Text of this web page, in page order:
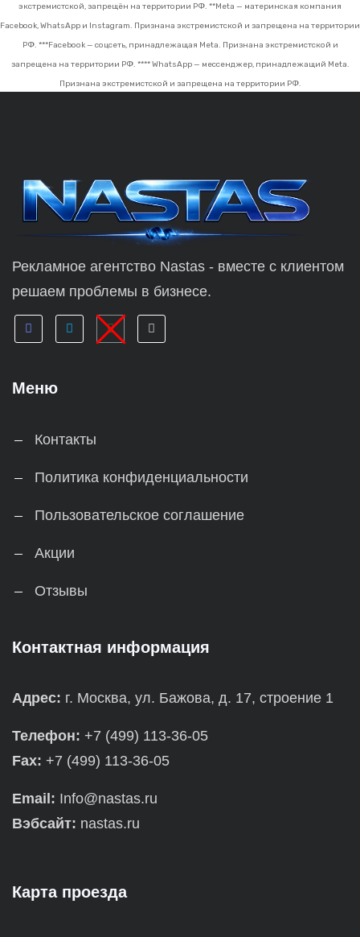
экстремистской, запрещён на территории РФ. **Meta — материнская компания
Facebook, WhatsApp и Instagram. Признана экстремистской и запрещена на территории
РФ. ***Facebook — соцсеть, принадлежащая Meta. Признана экстремистской и
запрещена на территории РФ. **** WhatsApp — мессенджер, принадлежащий Meta.
Признана экстремистской и запрещена на территории РФ.
Рекламное агентство Nastas - вместе с клиентом
решаем проблемы в бизнесе.
Меню
Контакты
Политика конфиденциальности
Пользовательское соглашение
Акции
Отзывы
Контактная информация
Адрес: г. Москва, ул. Бажова, д. 17, строение 1
Телефон: +7 (499) 113-36-05
Fax: +7 (499) 113-36-05
Email: Info@nastas.ru
Вэбсайт: nastas.ru
Карта проезда